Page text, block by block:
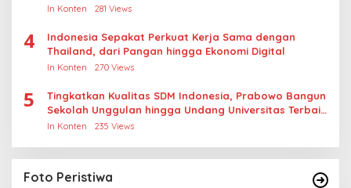
In Konten 281 Views
4
Indonesia Sepakat Perkuat Kerja Sama dengan
Thailand, dari Pangan hingga Ekonomi Digital
In Konten 270 Views
5
Tingkatkan Kualitas SDM Indonesia, Prabowo Bangun
Sekolah Unggulan hingga Undang Universitas Terbaik
Dunia
In Konten 235 Views
Foto Peristiwa